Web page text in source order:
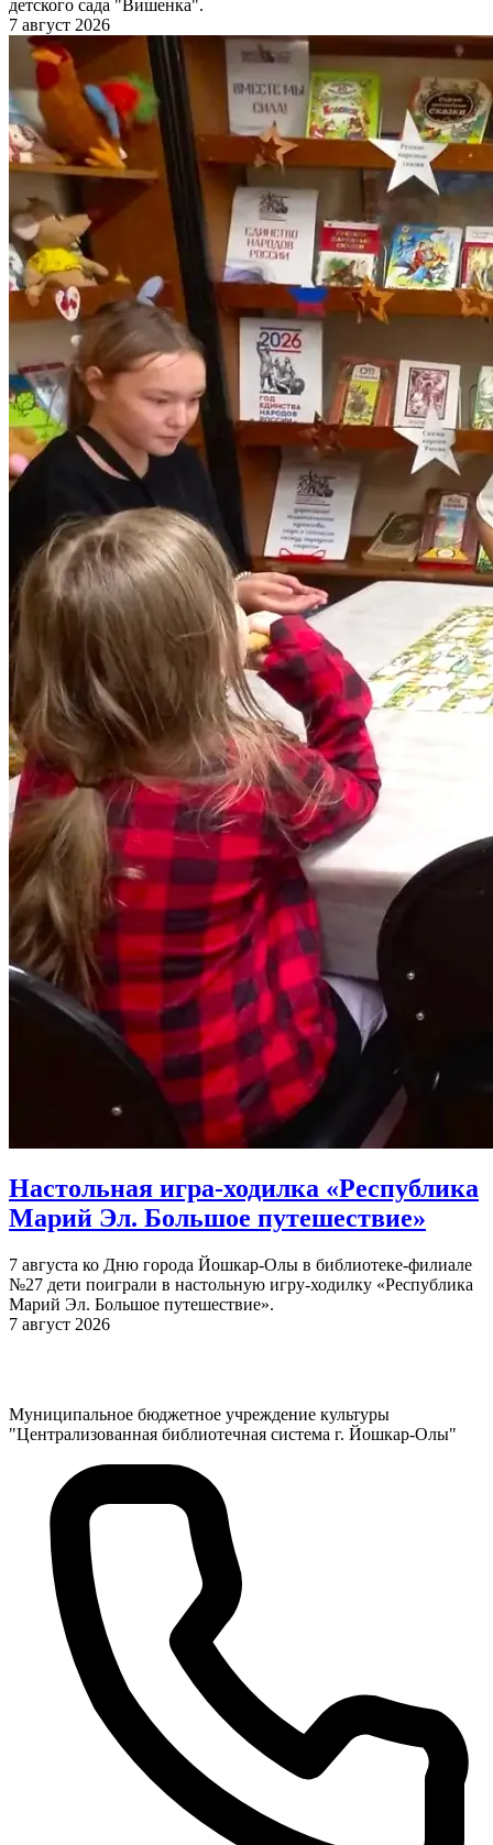
детского сада "Вишенка".
7 август 2026
Настольная игра-ходилка «Республика
Марий Эл. Большое путешествие»
7 августа ко Дню города Йошкар-Олы в библиотеке-филиале
№27 дети поиграли в настольную игру-ходилку «Республика
Марий Эл. Большое путешествие».
7 август 2026
Муниципальное бюджетное учреждение культуры
"Централизованная библиотечная система г. Йошкар-Олы"